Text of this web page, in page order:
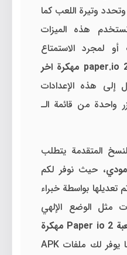
وتيرة اللعب كما
هذه الميزات
لمجرد الاستمتاع
تحميل لعبة paper.io 2 مهكرة اخر
هذه الإعدادات
واحدة من قائمة الـ
المتقدمة يتطلب
، حيث نوفر لكم
تعديلها بواسطة خبراء
مثل الوضع الإلهي
تحميل لعبة Paper io 2 مهكرة
عبر موقعنا يوفر لك ملفات APK